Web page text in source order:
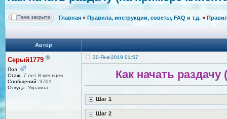
Главная » Правила, инструкции, советы, FAQ и т.д. »
Автор
Серый1779 ®
Пол:
Стаж: 7 лет 8 месяцев
Сообщений: 3701
Откуда: Украина
30-Янв-2019 01:57
Как начать
Шаг 1
Шаг 2